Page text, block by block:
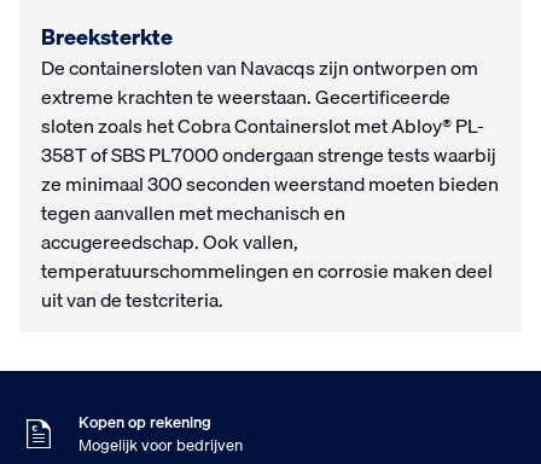
Breeksterkte
De containersloten van Navacqs zijn ontworpen om
extreme krachten te weerstaan. Gecertificeerde
sloten zoals het Cobra Containerslot met Abloy® PL-
358T of SBS PL7000 ondergaan strenge tests waarbij
ze minimaal 300 seconden weerstand moeten bieden
tegen aanvallen met mechanisch en
accugereedschap. Ook vallen,
temperatuurschommelingen en corrosie maken deel
uit van de testcriteria.
9
Klanten geven ons
Kopen op rekening
Mogelijk voor bedrijven